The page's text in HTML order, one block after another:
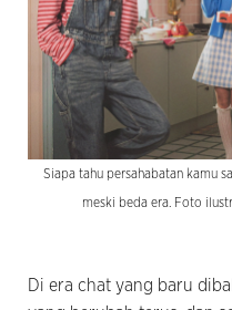
Siapa tahu persahabatan kamu
meski beda era. Foto
Di era chat yang baru